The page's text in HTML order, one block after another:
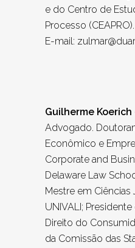
e do Centro de
Processo (CEAPRO).
E-mail:
Guilherme Koerich
Advogado.
Econômico e
Corporate and
Delaware Law
Mestre em Ciências
UNIVALI;
Direito do
da Comissão das